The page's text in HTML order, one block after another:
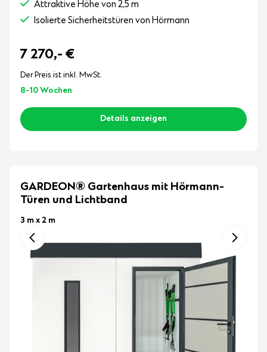
Attraktive Höhe von 2,5 m
Isolierte Sicherheitstüren von Hörmann
7 270,- €
Der Preis ist inkl. MwSt.
8-10 Wochen
Details anzeigen
GARDEON® Gartenhaus mit Hörmann-
Türen und Lichtband
3 m x 2 m